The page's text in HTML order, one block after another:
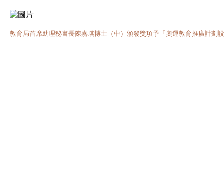
教育局首席助理秘書長陳嘉琪博士（中）頒發獎項予「奧運教育推廣計劃